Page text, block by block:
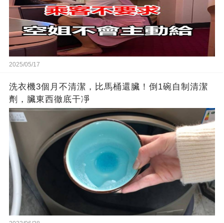
2025/05/17
洗衣機3個月不清潔，比馬桶還臟！倒1碗自制清潔
劑，臟東西徹底干凈